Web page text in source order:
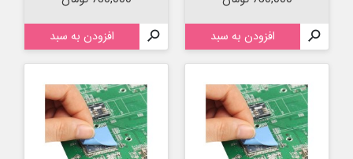
 افزودن به سبد  افزودن به سبد